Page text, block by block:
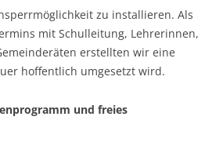
zu installieren. Als
mit Schulleitung, Lehrerinnen,
erstellten wir eine
hoffentlich umgesetzt wird.
und freies